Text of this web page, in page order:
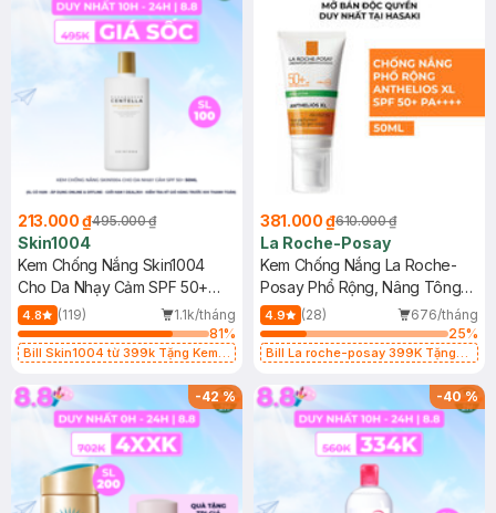
213.000 ₫495.000 ₫
Skin1004
Kem Chống Nắng Skin1004
Cho Da Nhạy Cảm SPF 50+
50ml
4.8 (119)
1.1k/tháng
81%
Bill Skin1004 từ 399k Tặng Kem
SPF 50+ 20ml (SL Có Hạn)
381.000 ₫610.000 ₫
La Roche-Posay
Kem Chống Nắng La Roche-
Posay Phổ Rộng, Nâng Tông
Kiềm Dầu 50ml
4.9 (28)
676/tháng
25%
Bill La roche-posay 399K Tặng
(SL có hạn)
-42% -40%